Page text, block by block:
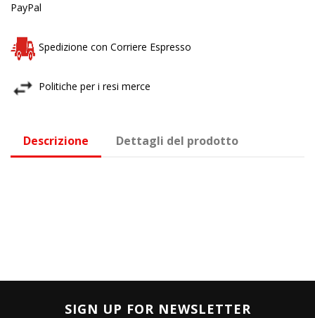
PayPal
Spedizione con Corriere Espresso
Politiche per i resi merce
Descrizione Dettagli del prodotto
SIGN UP FOR NEWSLETTER